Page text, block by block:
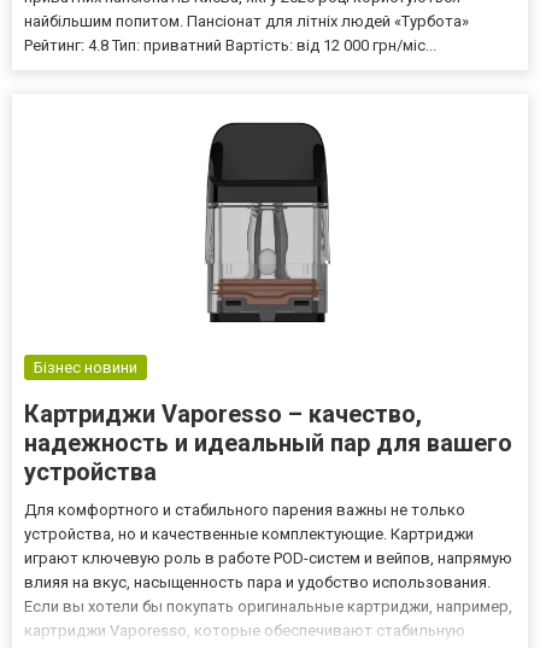
найбільшим попитом. Пансіонат для літніх людей «Турбота»
Рейтинг: 4.8 Тип: приватний Вартість: від 12 000 грн/міс...
Бізнес новини
Картриджи Vaporesso – качество,
надежность и идеальный пар для вашего
устройства
Для комфортного и стабильного парения важны не только
устройства, но и качественные комплектующие. Картриджи
играют ключевую роль в работе POD-систем и вейпов, напрямую
влияя на вкус, насыщенность пара и удобство использования.
Если вы хотели бы покупать оригинальные картриджи, например,
картриджи Vaporesso, которые обеспечивают стабильную